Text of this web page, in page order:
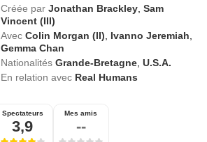
Créée par Jonathan Brackley ,Sam
Vincent (III)
Avec Colin Morgan (II) Ivanno Jeremiah
Gemma Chan
Nationalités Grande-Bretagne ,U.S.A.
En relation avec Real Humans
Spectateurs
3,9
Mes amis
--